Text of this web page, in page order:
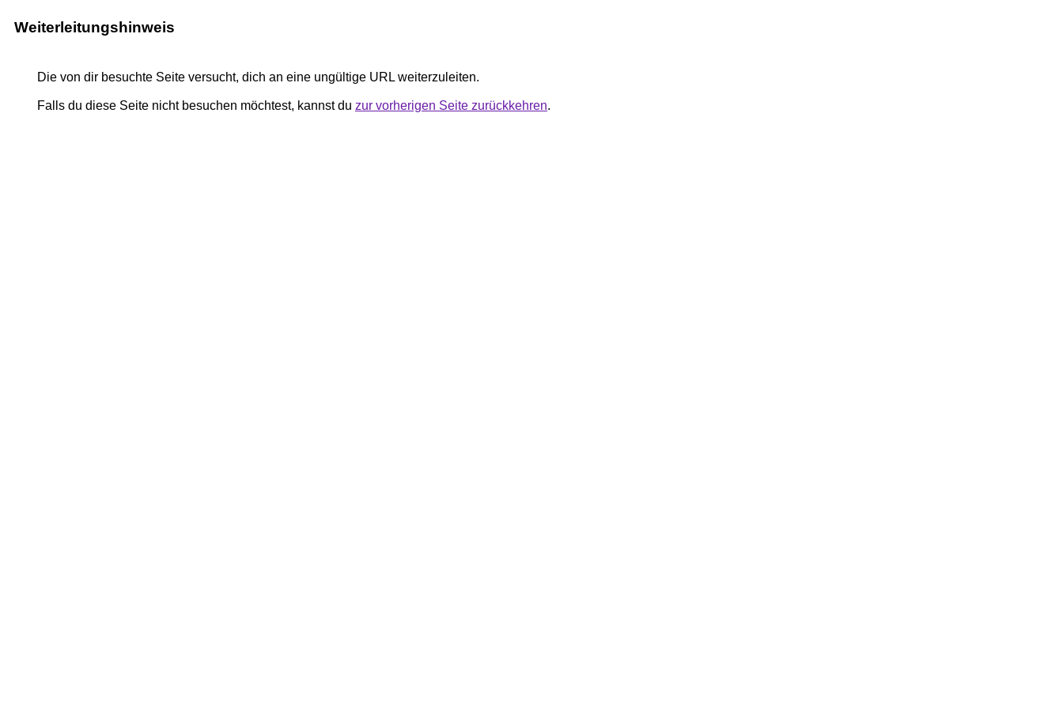
Weiterleitungshinweis
Die von dir besuchte Seite versucht, dich an eine ungültige URL weiterzuleiten.
Falls du diese Seite nicht besuchen möchtest, kannst du zur vorherigen Seite zurückkehren.